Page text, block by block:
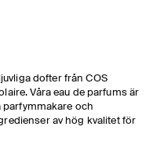
dofter från COS
Våra eau de parfums är
parfymmakare och
av hög kvalitet för